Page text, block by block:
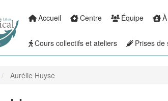
Accueil Centre Équipe
Cours collectifs et ateliers Prises de
Aurélie Huyse